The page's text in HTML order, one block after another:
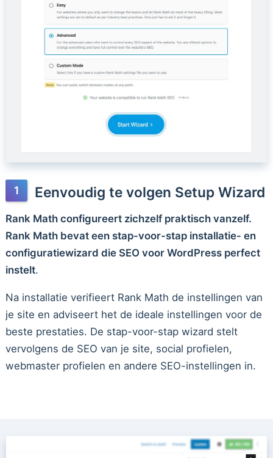
Eenvoudig te volgen Setup Wizard
Rank Math configureert zichzelf praktisch vanzelf.
Rank Math bevat een stap-voor-stap installatie- en
configuratiewizard die SEO voor WordPress perfect
instelt.
Na installatie verifieert Rank Math de instellingen van
je site en adviseert het de ideale instellingen voor de
beste prestaties. De stap-voor-stap wizard stelt
vervolgens de SEO van je site, social profielen,
webmaster profielen en andere SEO-instellingen in.